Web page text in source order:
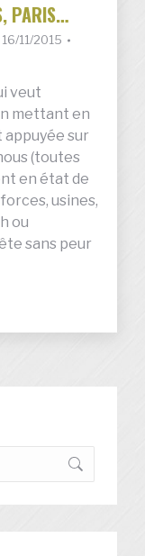
PARIS…
16/11/2015
veut
mettant en
appuyée sur
(toutes
en état de
usines,
ou
sans peur